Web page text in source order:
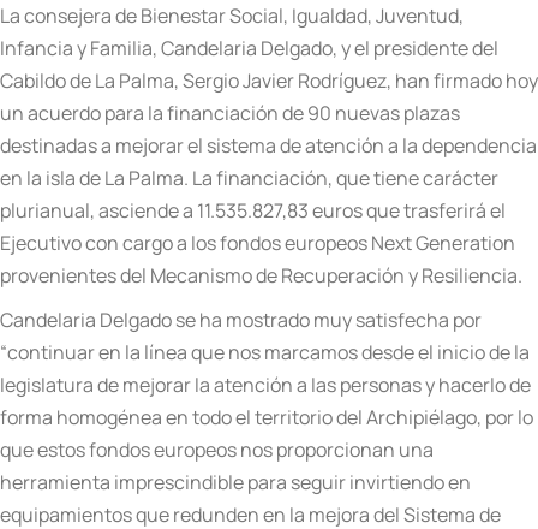
La consejera de Bienestar Social, Igualdad, Juventud,
Infancia y Familia, Candelaria Delgado, y el presidente del
Cabildo de La Palma, Sergio Javier Rodríguez, han firmado hoy
un acuerdo para la financiación de 90 nuevas plazas
destinadas a mejorar el sistema de atención a la dependencia
en la isla de La Palma. La financiación, que tiene carácter
plurianual, asciende a 11.535.827,83 euros que trasferirá el
Ejecutivo con cargo a los fondos europeos Next Generation
provenientes del Mecanismo de Recuperación y Resiliencia.
Candelaria Delgado se ha mostrado muy satisfecha por
“continuar en la línea que nos marcamos desde el inicio de la
legislatura de mejorar la atención a las personas y hacerlo de
forma homogénea en todo el territorio del Archipiélago, por lo
que estos fondos europeos nos proporcionan una
herramienta imprescindible para seguir invirtiendo en
equipamientos que redunden en la mejora del Sistema de